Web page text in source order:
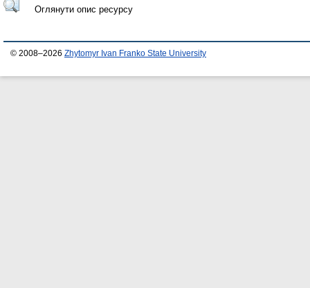
Оглянути опис ресурсу
© 2008–2026 Zhytomyr Ivan Franko State University